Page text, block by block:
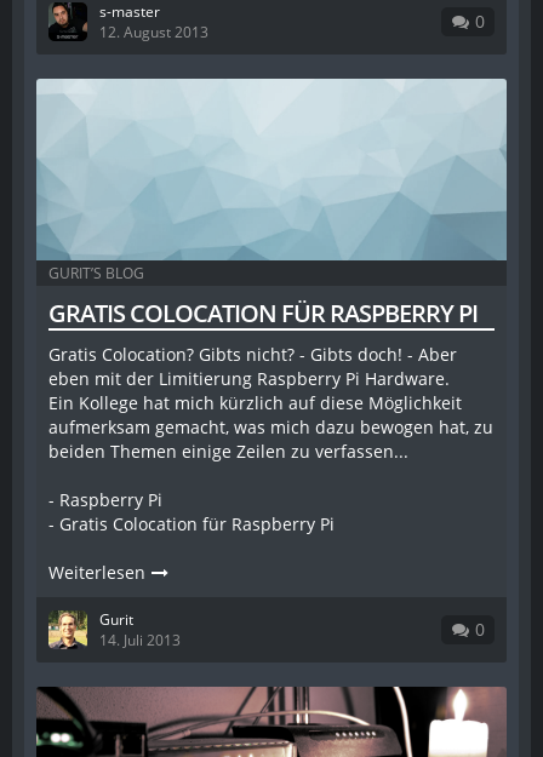
s-master
12. August 2013
0
GURIT’S BLOG
GRATIS COLOCATION FÜR RASPBERRY PI
Gratis Colocation? Gibts nicht? - Gibts doch! - Aber
eben mit der Limitierung Raspberry Pi Hardware.
Ein Kollege hat mich kürzlich auf diese Möglichkeit
aufmerksam gemacht, was mich dazu bewogen hat, zu
beiden Themen einige Zeilen zu verfassen...
- Raspberry Pi
- Gratis Colocation für Raspberry Pi
Weiterlesen
Gurit
14. Juli 2013
0